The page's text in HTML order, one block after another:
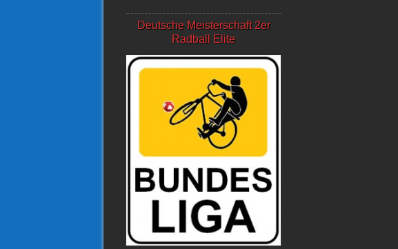
Deutsche Meisterschaft 2er
Radball Elite